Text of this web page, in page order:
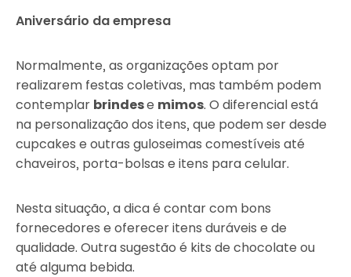
‍Aniversário da empresa
Normalmente, as organizações optam por
realizarem festas coletivas, mas também podem
contemplar brindese mimos. O diferencial está
na personalização dos itens, que podem ser desde
cupcakes e outras guloseimas comestíveis até
chaveiros, porta-bolsas e itens para celular.
Nesta situação, a dica é contar com bons
fornecedores e oferecer itens duráveis e de
qualidade. Outra sugestão é kits de chocolate ou
até alguma bebida.